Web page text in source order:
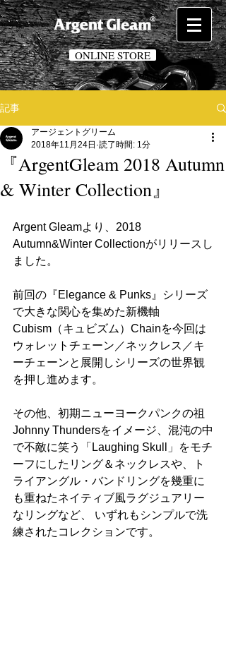
ONLINE STORE
記事
『ArgentGleam 2018 Autumn
& Winter Collection』
アージェントグリーム
2018年11月24日 読了時間: 1分
Argent Gleamより、2018
Autumn&Winter Collectionがリリースし
ました。
前回の『Elegance & Punks』シリーズ
で大きな関心を集めた新機軸
Cubism（キュビズム）Chainを今回は
ウォレットチェーン／ネックレス／キ
ーチェーンと展開しシリーズの世界観
を押し進めます。
その他、初期ニューヨークパンクの祖
Johnny Thundersをイメージ、混沌の中
で不敵に笑う「Laughing Skull」をモチ
ーフにしたリング＆ネックレスや、ト
ライアングル・バンドリングを幾重に
も重ねたネイティブ風ラグジュアリー
なリングなど、 いずれもシンプルで洗
練されたコレクションです。